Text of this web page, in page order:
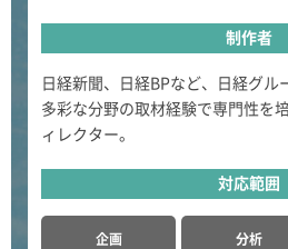
制作者
日経新聞、日経BPなど、日経グル
多彩な分野の取材経験で専門性を
ィレクター。
対応範囲
企画 分析